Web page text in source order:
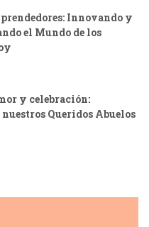
Innovando y
el Mundo de los
y celebración:
Queridos Abuelos